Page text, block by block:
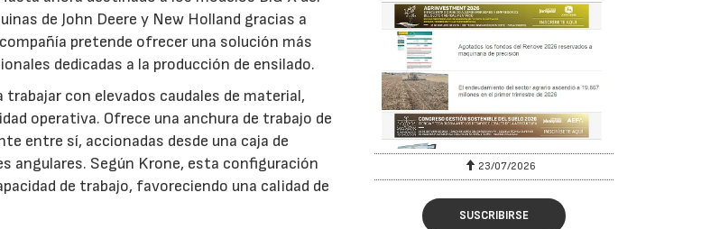
de John Deere y New Holland gracias a
pretende ofrecer una solución más
dedicadas a la producción de ensilado.
con elevados caudales de material,
operativa. Ofrece una anchura de trabajo de
entre sí, accionadas desde una caja de
angulares. Según Krone, esta configuración
de trabajo, favoreciendo una calidad de
07/2026 27/07/2026 23/07/2026
SUSCRIBIRSE